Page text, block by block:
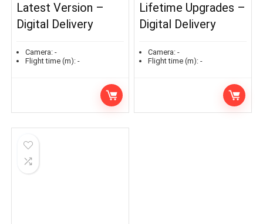
Latest Version –
Digital Delivery
Camera: -
Flight time (m): -
Lifetime Upgrades –
Digital Delivery
Camera: -
Flight time (m): -